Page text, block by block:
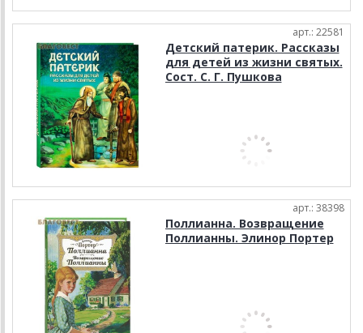
арт.: 22581
Детский патерик. Рассказы
для детей из жизни святых.
Сост. С. Г. Пушкова
арт.: 38398
Поллианна. Возвращение
Поллианны. Элинор Портер